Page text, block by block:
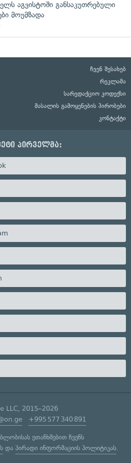
აგვისტოში განსაკუთრებული
მოუმზადა
ჩვენ შესახებ
რეკლამა
სარედაქციო კოდექსი
მასალის გამოყენების პირობები
კონტაქტი
პირველმა:
LLC, 2015–2026
+995 577 340 891
ეთანხმებით ჩვენს
და პირადი ინფორმაციის პოლიტიკას.